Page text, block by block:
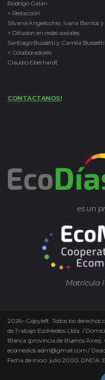
Rodrigo Galán
> Redacción
Silvana Angelicchio, Ivana Barrios
> Difusión en redes sociales
Santiago Bussetti y Camila Bussetti
> Colaboradores
Claudio Eberhardt
CONTACTANOS!
es un
Matrícula
2026– Copyleft. Todos los
de Trabajo EcoMedios Ltda. /
Blanca (provincia de Buenos
ecomedios.adm@gmail.com /
Fecha de inicio: julio 2000. DNDA: